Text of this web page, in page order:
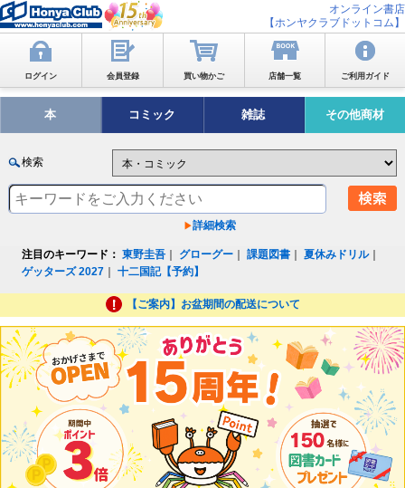
オンライン書店
【ホンヤクラブドットコム】
ログイン 会員登録 買い物かご 店舗一覧 ご利用ガイド
本 コミック 雑誌 その他商材
検索
詳細検索
注目のキーワード： 東野圭吾 グローグー ｜課題図書 ｜夏休みドリル｜
ゲッターズ 2027 ｜十二国記【予約】
【ご案内】お盆期間の配送について